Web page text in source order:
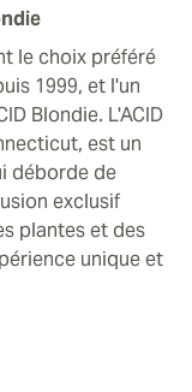
le choix préféré
1999, et l'un
Blondie. L'ACID
est un
déborde de
exclusif
plantes et des
unique et